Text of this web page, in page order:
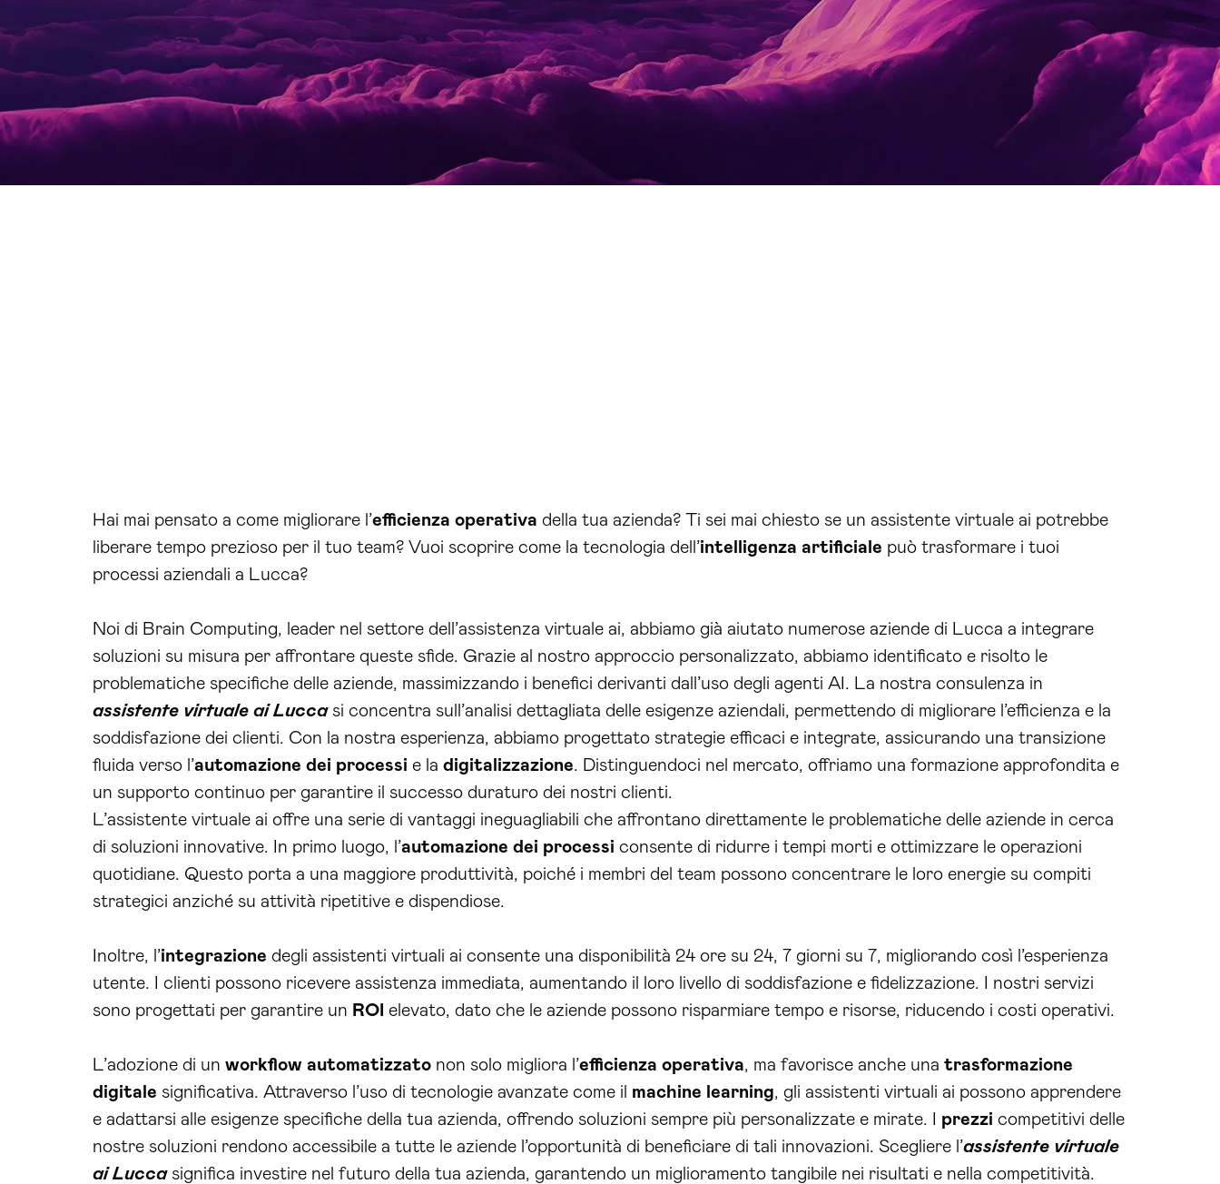
Hai mai pensato a come migliorare l’efficienza operativa della tua azienda? Ti sei mai chiesto se un assistente virtuale ai potrebbe
liberare tempo prezioso per il tuo team? Vuoi scoprire come la tecnologia dell’intelligenza artificiale può trasformare i tuoi
processi aziendali a Lucca?
Noi di Brain Computing, leader nel settore dell’assistenza virtuale ai, abbiamo già aiutato numerose aziende di Lucca a integrare
soluzioni su misura per affrontare queste sfide. Grazie al nostro approccio personalizzato, abbiamo identificato e risolto le
problematiche specifiche delle aziende, massimizzando i benefici derivanti dall’uso degli agenti AI. La nostra consulenza in
assistente virtuale ai Luccasi concentra sull’analisi dettagliata delle esigenze aziendali, permettendo di migliorare l’efficienza e la
soddisfazione dei clienti. Con la nostra esperienza, abbiamo progettato strategie efficaci e integrate, assicurando una transizione
fluida verso l’automazione dei processi e la digitalizzazione. Distinguendoci nel mercato, offriamo una formazione approfondita e
un supporto continuo per garantire il successo duraturo dei nostri clienti.
L’assistente virtuale ai offre una serie di vantaggi ineguagliabili che affrontano direttamente le problematiche delle aziende in cerca
di soluzioni innovative. In primo luogo, l’automazione dei processi consente di ridurre i tempi morti e ottimizzare le operazioni
quotidiane. Questo porta a una maggiore produttività, poiché i membri del team possono concentrare le loro energie su compiti
strategici anziché su attività ripetitive e dispendiose.
Inoltre, l’integrazione degli assistenti virtuali ai consente una disponibilità 24 ore su 24, 7 giorni su 7, migliorando così l’esperienza
utente. I clienti possono ricevere assistenza immediata, aumentando il loro livello di soddisfazione e fidelizzazione. I nostri servizi
sono progettati per garantire un ROI elevato, dato che le aziende possono risparmiare tempo e risorse, riducendo i costi operativi.
L’adozione di un workflow automatizzato non solo migliora l’efficienza operativa, ma favorisce anche una trasformazione
digitale significativa. Attraverso l’uso di tecnologie avanzate come il machine learning, gli assistenti virtuali ai possono apprendere
e adattarsi alle esigenze specifiche della tua azienda, offrendo soluzioni sempre più personalizzate e mirate. I prezzi competitivi delle
nostre soluzioni rendono accessibile a tutte le aziende l’opportunità di beneficiare di tali innovazioni. Scegliere l’assistente virtuale
ai Luccasignifica investire nel futuro della tua azienda, garantendo un miglioramento tangibile nei risultati e nella competitività.